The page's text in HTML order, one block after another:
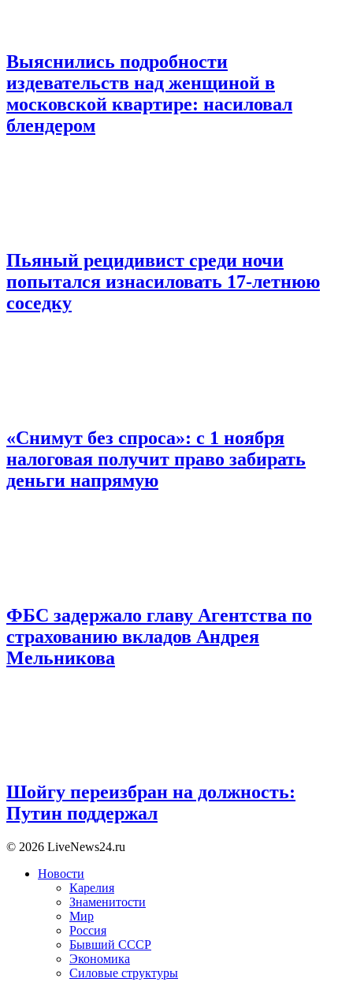
Выяснились подробности
издевательств над женщиной в
московской квартире: насиловал
блендером
Пьяный рецидивист среди ночи
попытался изнасиловать 17-летнюю
соседку
«Снимут без спроса»: с 1 ноября
налоговая получит право забирать
деньги напрямую
ФБС задержало главу Агентства по
страхованию вкладов Андрея
Мельникова
Шойгу переизбран на должность:
Путин поддержал
© 2026 LiveNews24.ru
Новости
Карелия
Знаменитости
Мир
Россия
Бывший СССР
Экономика
Силовые структуры